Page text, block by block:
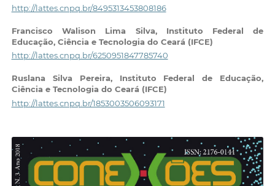
http://lattes.cnpq.br/8495313453808186
Francisco Walison Lima Silva, Instituto Federal de
Educação, Ciência e Tecnologia do Ceará (IFCE)
http://lattes.cnpq.br/6250951847785740
Ruslana Silva Pereira, Instituto Federal de Educação,
Ciência e Tecnologia do Ceará (IFCE)
http://lattes.cnpq.br/1853003506093171